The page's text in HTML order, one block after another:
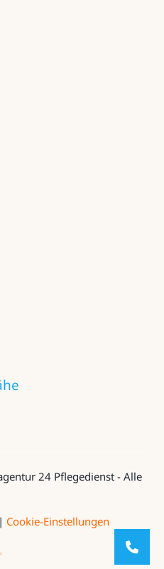
24 Pflegedienst - Alle
Cookie-Einstellungen